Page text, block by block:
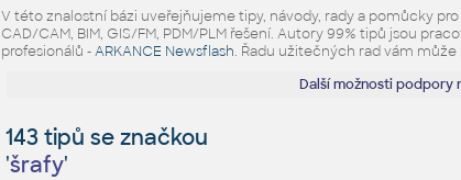
V této znalostní bázi uveřejňujeme tipy, návody, rady a pomůcky
CAD/CAM, BIM, GIS/FM, PDM/PLM řešení. Autory 99% tipů jsou
profesionálů -ARKANCE Newsflash. Řadu užitečných rad vám
Další možnosti podpory
143 tipů se značkou
'šrafy'